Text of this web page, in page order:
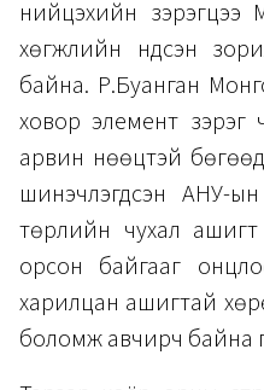
нийцэхийн зэрэгцээ
хөгжлийн үндсэн
байна. Р.Буанган
ховор элемент зэрэг
арвин нөөцтэй
шинэчлэгдсэн АНУ-
төрлийн чухал
орсон байгааг
харилцан ашигтай
боломж авчирч байна